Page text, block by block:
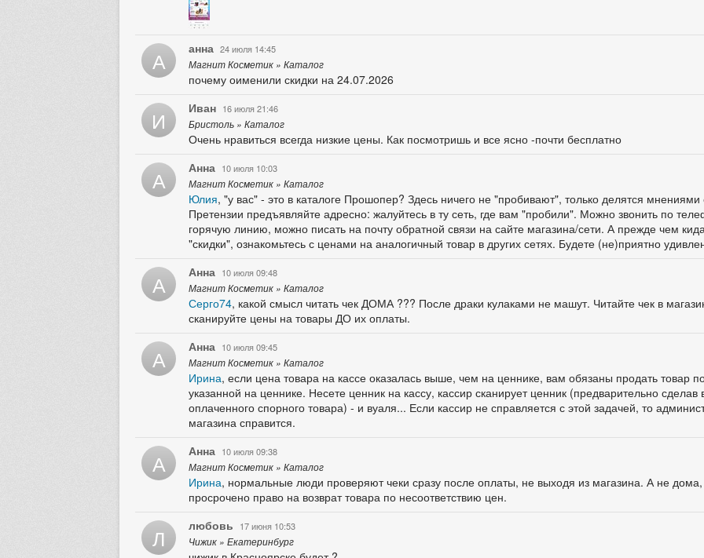
А анна 24 июля 14:45
Магнит Косметик » Каталог
почему оименили скидки на 24.07.2026
И Иван 16 июля 21:46
Бристоль » Каталог
Очень нравиться всегда низкие цены. Как посмотришь и все ясно -почти бесплатно
А Анна 10 июля 10:03
Магнит Косметик » Каталог
Юлия, "у вас" - это в каталоге Прошопер? Здесь ничего не "пробивают", только делятся мнениями
Претензии предъявляйте адресно: жалуйтесь в ту сеть, где вам "пробили". Можно звонить по
горячую линию, можно писать на почту обратной связи на сайте магазина/сети. А прежде чем
"скидки", ознакомьтесь с ценами на аналогичный товар в других сетях. Будете (не)приятно
А Анна 10 июля 09:48
Магнит Косметик » Каталог
Серго74, какой смысл читать чек ДОМА ??? После драки кулаками не машут. Читайте чек в
сканируйте цены на товары ДО их оплаты.
А Анна 10 июля 09:45
Магнит Косметик » Каталог
Ирина, если цена товара на кассе оказалась выше, чем на ценнике, вам обязаны продать товар
указанной на ценнике. Несете ценник на кассу, кассир сканирует ценник (предварительно сделав
оплаченного спорного товара) - и вуаля... Если кассир не справляется с этой задачей, то
магазина справится.
А Анна 10 июля 09:38
Магнит Косметик » Каталог
Ирина, нормальные люди проверяют чеки сразу после оплаты, не выходя из магазина. А не дома,
просрочено право на возврат товара по несоответствию цен.
Л любовь
17 июня 10:53
Чижик » Екатеринбург